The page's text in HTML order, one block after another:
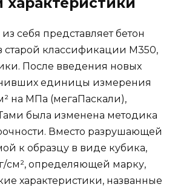
себя представляет бетон
старой классификации М350,
После введения новых
единицы измерения
на МПа (мегаПаскали),
была изменена методика
Вместо разрушающей
к образцу в виде кубика,
см², определяющей марку,
характеристики, названные